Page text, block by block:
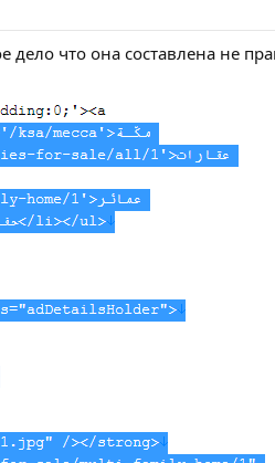
дело что она составлена не